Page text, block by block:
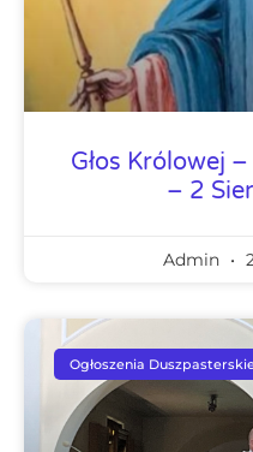
Głos Królowej
– 2
Admin
Ogłoszenia